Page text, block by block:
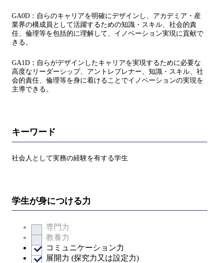
GA0D：自らのキャリアを明確にデザインし、アカデミア・産
業界の構成員として活躍するための知識・スキル、社会的責
任、倫理等を包括的に理解して、イノベーション実現に貢献で
きる。
GA1D：自らがデザインしたキャリアを実現するために必要な
高度なリーダーシップ、アントレプレナー、知識・スキル、社
会的責任、倫理等を身に着けることでイノベーションの実現を
主導できる。
キーワード
社会人として実務の経験を有する学生
学生が身につける力
専門力
教養力
コミュニケーション力
展開力 (探究力又は設定力)